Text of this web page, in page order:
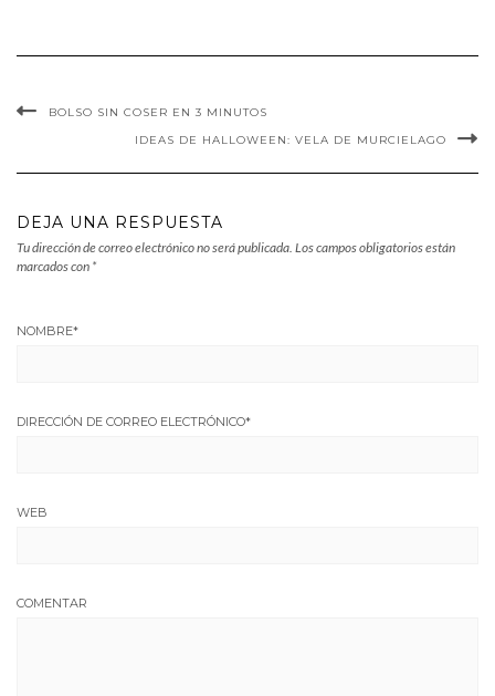
BOLSO SIN COSER EN 3 MINUTOS
IDEAS DE HALLOWEEN: VELA DE MURCIELAGO
DEJA UNA RESPUESTA
Tu dirección de correo electrónico no será publicada. Los campos obligatorios están
marcados con *
NOMBRE*
DIRECCIÓN DE CORREO ELECTRÓNICO*
WEB
COMENTAR